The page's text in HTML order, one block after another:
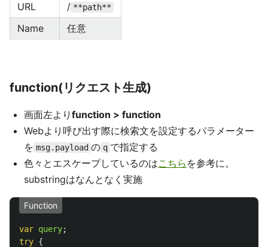
URL
/ **path**
Name 任意
function(リクエスト生成)
画面左より function > function
Webより呼び出す際に検索文を設定するパラメーター
を msg.payload の q で指定する
色々とエスケープしているのはこちら を参考に。
substringはなんとなく実施
Function
var query;
try {